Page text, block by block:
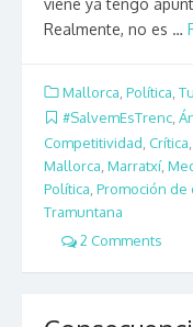
Realmente, no es …
Mallorca Política
#SalvemEsTrenc
Competitividad, Crítica,
Mallorca, Marratxí,
Política, Promoción de
Tramuntana
2 Comments